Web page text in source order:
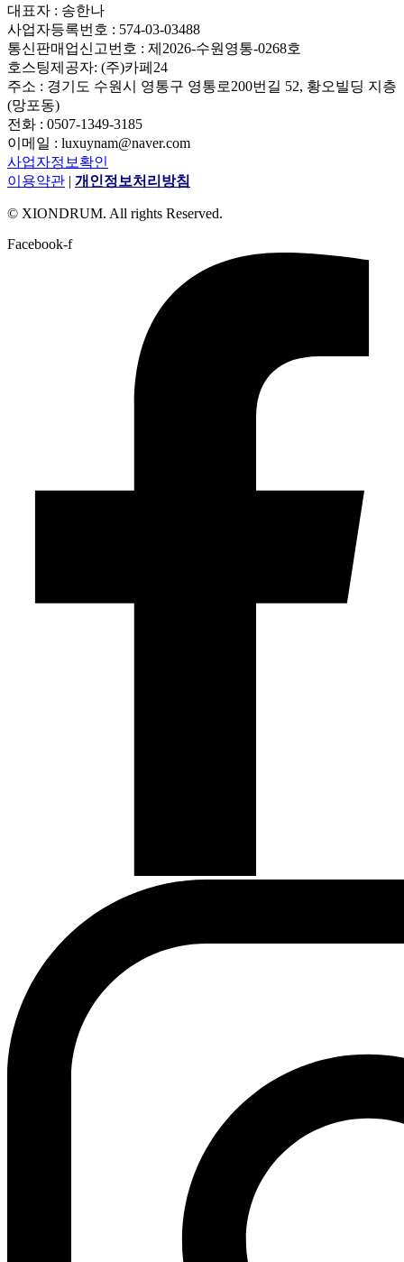
대표자 : 송한나
사업자등록번호 : 574-03-03488
통신판매업신고번호 : 제2026-수원영통-0268호
호스팅제공자: (주)카페24
주소 : 경기도 수원시 영통구 영통로200번길 52, 황오빌딩 지층
(망포동)
전화 : 0507-1349-3185
이메일 : luxuynam@naver.com
사업자정보확인
이용약관 | 개인정보처리방침
© XIONDRUM. All rights Reserved.
Facebook-f